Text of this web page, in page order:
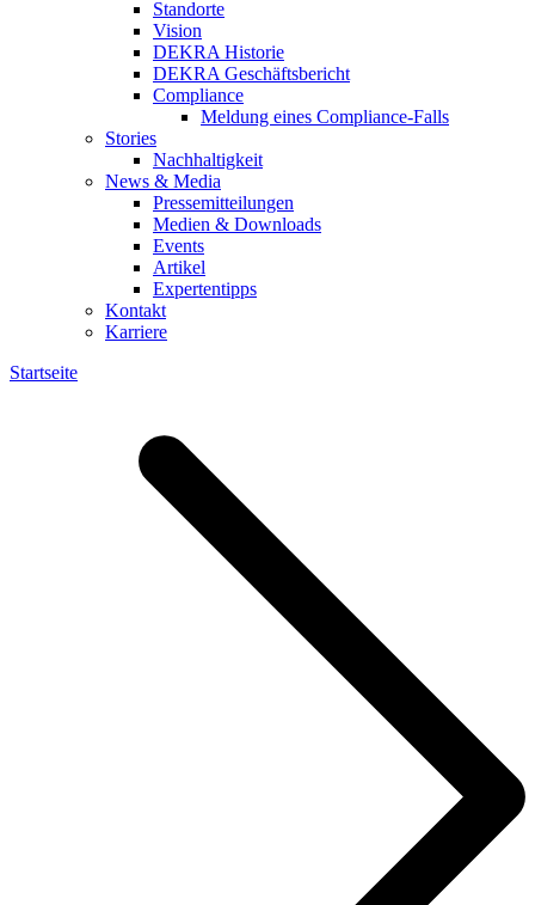
Standorte
Vision
DEKRA Historie
DEKRA Geschäftsbericht
Compliance
Meldung eines Compliance-Falls
Stories
Nachhaltigkeit
News & Media
Pressemitteilungen
Medien & Downloads
Events
Artikel
Expertentipps
Kontakt
Karriere
Startseite